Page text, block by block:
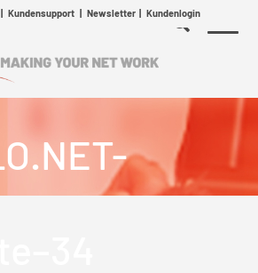
Kundensupport| Newsletter| Kundenlogin